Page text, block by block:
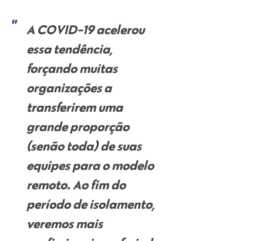
A COVID-19 acelerou
essa tendência,
forçando muitas
organizações a
transferirem uma
grande proporção
(senão toda) de suas
equipes para o modelo
remoto. Ao fim do
período de isolamento,
veremos mais